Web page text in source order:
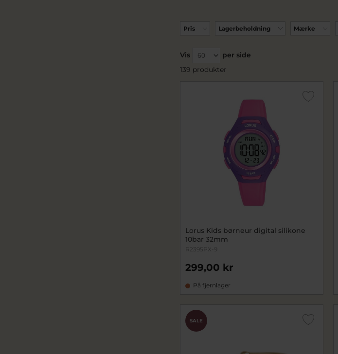
Pris Lagerbeholdning Mærke
Vis
per side
139 produkter
Lorus Kids børneur digital silikone
10bar 32mm
R2395PX-9
299,00 kr
På fjernlager
SALE